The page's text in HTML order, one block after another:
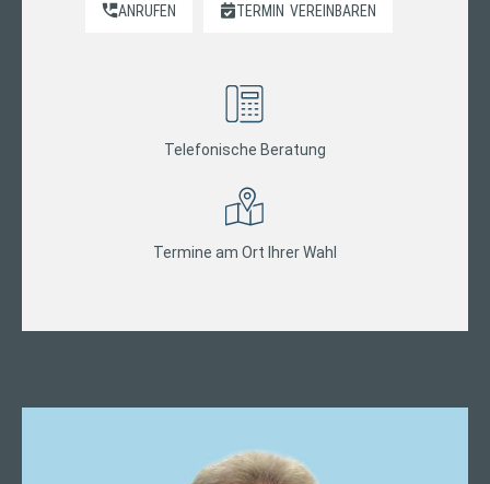
ANRUFEN TERMIN VEREINBAREN
Telefonische Beratung
Termine am Ort Ihrer Wahl